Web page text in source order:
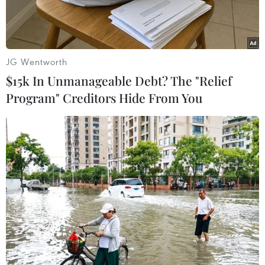
Xe buýt không thể di chuyển trên phố sau khi bị người biểu tình
chọc thủng lốp tại Hong Kong, Trung Quốc ngày 12/11. (Nguồn:
Kyodo/TTXVN)
Tân hoa xã đưa tin, Chính quyền Đặc khu Hành
chính Hong Kong (Trung Quốc) ngày 13/11 đã
JG Wentworth
$15k In Unmanageable Debt? The "Relief
Program" Creditors Hide From You